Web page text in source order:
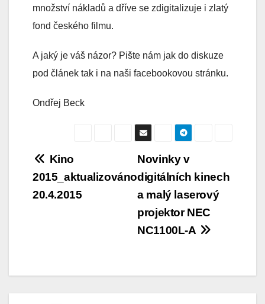
množství nákladů a dříve se zdigitalizuje i zlatý
fond českého filmu.
A jaký je váš názor? Pište nám jak do diskuze
pod článek tak i na naši facebookovou stránku.
Ondřej Beck
Navigace
pro
Novinky v
digitálních kinech
a malý laserový
projektor NEC
NC1100L-A
Kino
2015_aktualizováno
20.4.2015